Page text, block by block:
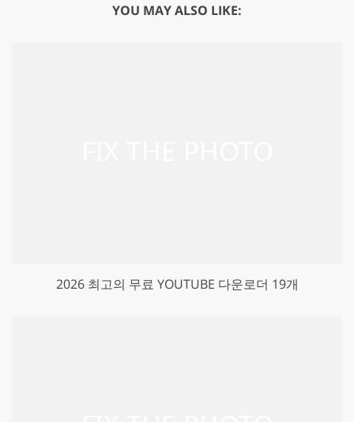
YOU MAY ALSO LIKE:
2026 최고의 무료 YOUTUBE 다운로더 19개